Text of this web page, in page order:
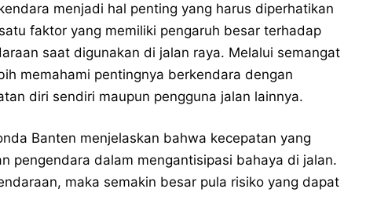
menjadi hal penting yang harus diperhatikan
faktor yang memiliki pengaruh besar terhadap
saat digunakan di jalan raya. Melalui semangat
memahami pentingnya berkendara dengan
diri sendiri maupun pengguna jalan lainnya.
Banten menjelaskan bahwa kecepatan yang
pengendara dalam mengantisipasi bahaya di jalan.
maka semakin besar pula risiko yang dapat